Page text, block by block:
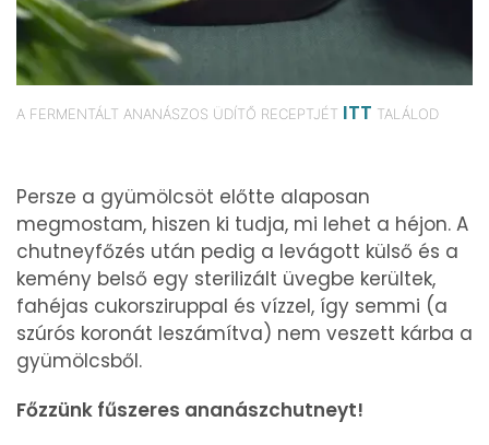
A FERMENTÁLT ANANÁSZOS ÜDÍTŐ RECEPTJÉT ITT TALÁLOD
Persze a gyümölcsöt előtte alaposan
megmostam, hiszen ki tudja, mi lehet a héjon. A
chutneyfőzés után pedig a levágott külső és a
kemény belső egy sterilizált üvegbe kerültek,
fahéjas cukorsziruppal és vízzel, így semmi (a
szúrós koronát leszámítva) nem veszett kárba a
gyümölcsből.
Főzzünk fűszeres ananászchutneyt!